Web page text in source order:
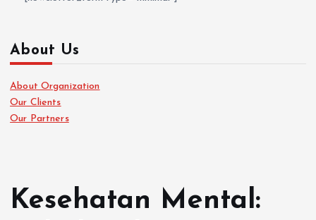
About Us
About Organization
Our Clients
Our Partners
Kesehatan Mental: